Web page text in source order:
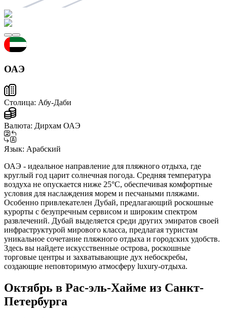
ОАЭ
Столица: Абу-Даби
Валюта: Дирхам ОАЭ
Язык: Арабский
ОАЭ - идеальное направление для пляжного отдыха, где
круглый год царит солнечная погода. Средняя температура
воздуха не опускается ниже 25°C, обеспечивая комфортные
условия для наслаждения морем и песчаными пляжами.
Особенно привлекателен Дубай, предлагающий роскошные
курорты с безупречным сервисом и широким спектром
развлечений. Дубай выделяется среди других эмиратов своей
инфраструктурой мирового класса, предлагая туристам
уникальное сочетание пляжного отдыха и городских удобств.
Здесь вы найдете искусственные острова, роскошные
торговые центры и захватывающие дух небоскребы,
создающие неповторимую атмосферу luxury-отдыха.
Октябрь в Рас-эль-Хайме из Санкт-
Петербурга